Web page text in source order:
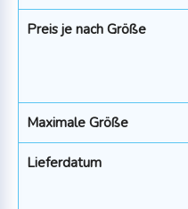
Preis je nach Größe
Maximale Größe
Lieferdatum